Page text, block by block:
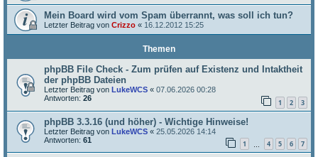
Mein Board wird vom Spam überrannt, was soll ich tun?
Letzter Beitrag von Crizzo « 16.12.2012 15:25
Themen
phpBB File Check - Zum prüfen auf Existenz und Intaktheit
der phpBB Dateien
Letzter Beitrag von LukeWCS « 07.06.2026 00:28
Antworten: 26 1 2 3
phpBB 3.3.16 (und höher) - Wichtige Hinweise!
Letzter Beitrag von LukeWCS « 25.05.2026 14:14
Antworten: 61 1 4 5 6 7